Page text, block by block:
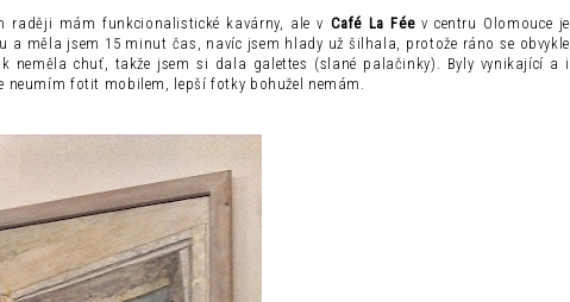
raději mám funkcionalistické kavárny, ale v Café La Féev centru Olomouce je
měla jsem 15 minut čas, navíc jsem hlady už šilhala, protože ráno se obvykle
neměla chuť, takže jsem si dala galettes (slané palačinky). Byly vynikající a i
neumím fotit mobilem, lepší fotky bohužel nemám.